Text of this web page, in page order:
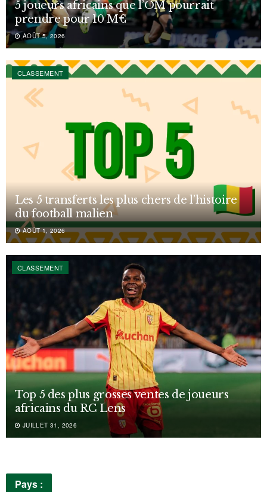
5 joueurs africains que l’OM pourrait
prendre pour 10 M€
AOÛT 5, 2026
CLASSEMENT
Les 5 transferts les plus chers de l’histoire
du football malien
AOÛT 1, 2026
CLASSEMENT
Top 5 des plus grosses ventes de joueurs
africains du RC Lens
JUILLET 31, 2026
Pays :